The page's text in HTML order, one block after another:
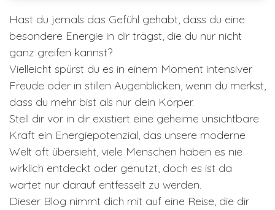
Hast du jemals das Gefühl gehabt, dass du eine
besondere Energie in dir trägst, die du nur nicht
ganz greifen kannst?
Vielleicht spürst du es in einem Moment intensiver
Freude oder in stillen Augenblicken, wenn du merkst,
dass du mehr bist als nur dein Körper.
Stell dir vor in dir existiert eine geheime unsichtbare
Kraft ein Energiepotenzial, das unsere moderne
Welt oft übersieht, viele Menschen haben es nie
wirklich entdeckt oder genutzt, doch es ist da
wartet nur darauf entfesselt zu werden.
Dieser Blog nimmt dich mit auf eine Reise, die dir